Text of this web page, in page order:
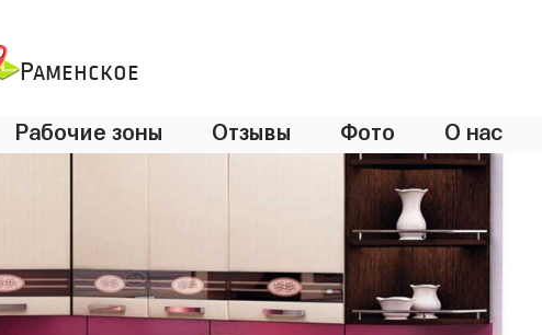
Раменское
Рабочие зоны Отзывы Фото О нас